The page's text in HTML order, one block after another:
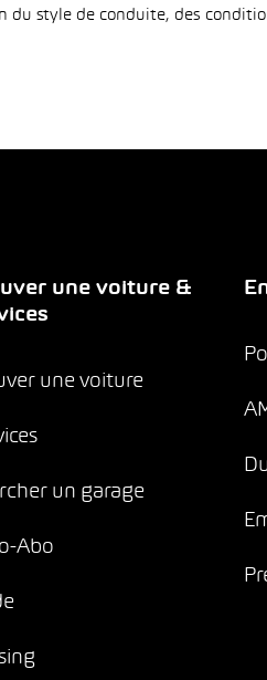
du style de conduite, des
une voiture &
une voiture
un garage
Abo